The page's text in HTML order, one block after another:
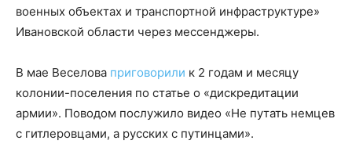
военных объектах и транспортной инфраструктуре»
Ивановской области через мессенджеры.
В мае Веселова приговорили к 2 годам и месяцу
колонии-поселения по статье о «дискредитации
армии». Поводом послужило видео «Не путать немцев
с гитлеровцами, а русских с путинцами».